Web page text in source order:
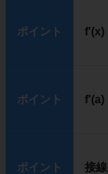
ポイント f'(x)
ポイント f'(a)
ポイント 接